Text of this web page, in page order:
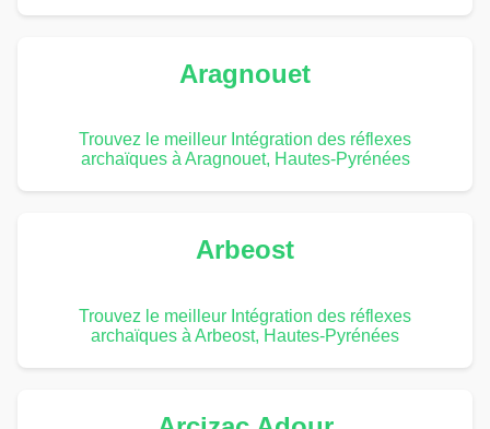
Aragnouet
Trouvez le meilleur Intégration des réflexes
archaïques à Aragnouet, Hautes-Pyrénées
Arbeost
Trouvez le meilleur Intégration des réflexes
archaïques à Arbeost, Hautes-Pyrénées